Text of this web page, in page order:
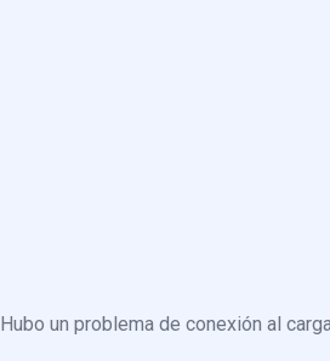
Hubo un problema de conexión al